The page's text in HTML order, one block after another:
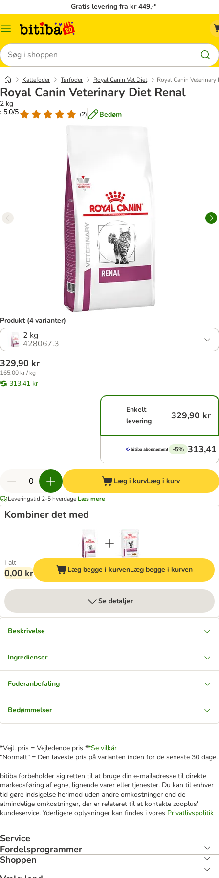
Gratis levering fra kr 449,-*
Menu
Søg
Kattefoder Tørfoder Royal Canin Vet Diet Royal Canin Veterinary
Royal Canin Veterinary Diet Renal
2 kg
: 5.0/5
(2) Bedøm
Produkt (4 varianter)
2 kg
428067.3
329,90 kr
165,00 kr / kg
313,41 kr
Enkelt
levering
329,90 kr
-5% 313,41
Læg i kurvLæg i kurv
Leveringstid 2-5 hverdage Læs mere
Kombiner det med
I alt
0,00 kr Læg begge i kurvenLæg begge i kurven
Se detaljer
Beskrivelse
Ingredienser
Foderanbefaling
Bedømmelser
*Vejl. pris = Vejledende pris **Se vilkår
"Normalt" = Den laveste pris på varianten inden for de seneste 30 dage.
bitiba forbeholder sig retten til at bruge din e-mailadresse til direkte
markedsføring af egne, lignende varer eller tjenester. Du kan til enhver
tid gøre indsigelse herimod uden andre omkostninger end de
almindelige omkostninger, der er relateret til at kontakte zooplus'
kundeservice. Yderligere oplysninger kan findes i vores Privatlivspolitik
Service
Fordelsprogrammer
Shoppen